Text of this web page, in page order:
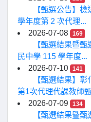
【甄選公告】
學年度第 2 次代理...
2026-07-08
169
【甄選結果暨
民中學 115 學年度...
2026-07-10
141
【甄選結果】
第1次代理代課教師
2026-07-09
134
【甄選結果暨